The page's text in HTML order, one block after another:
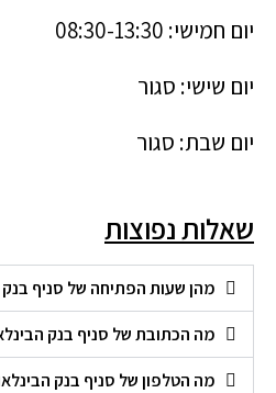
יום חמישי: 08:30-13:30
יום שישי: סגור
יום שבת: סגור
שאלות נפוצות
מהן שעות הפתיחה של סניף בנק
מה הכתובת של סניף בנק
מה הטלפון של סניף בנק